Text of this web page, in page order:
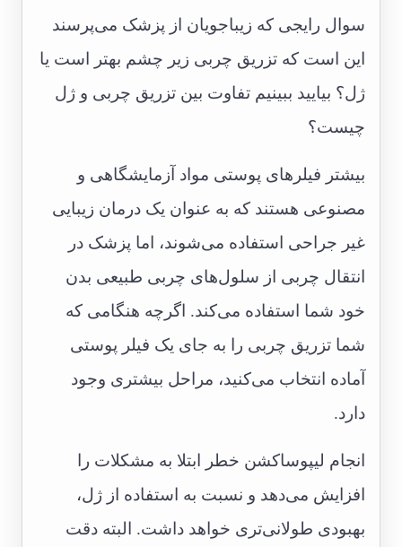
سوال رایجی که زیباجویان از پزشک می‌پرسند
این است که تزریق چربی زیر چشم بهتر است یا
ژل؟ بیایید ببینیم تفاوت بین تزریق چربی و ژل
چیست؟
بیشتر فیلرهای پوستی مواد آزمایشگاهی و
مصنوعی هستند که به عنوان یک درمان زیبایی
غیر جراحی استفاده می‌شوند، اما پزشک در
انتقال چربی از سلول‌های چربی طبیعی بدن
خود شما استفاده می‌کند. اگرچه هنگامی که
شما تزریق چربی را به جای یک فیلر پوستی
آماده انتخاب می‌کنید، مراحل بیشتری وجود
دارد.
انجام لیپوساکشن خطر ابتلا به مشکلات را
افزایش می‌دهد و نسبت به استفاده از ژل،
بهبودی طولانی‌تری خواهد داشت. البته دقت